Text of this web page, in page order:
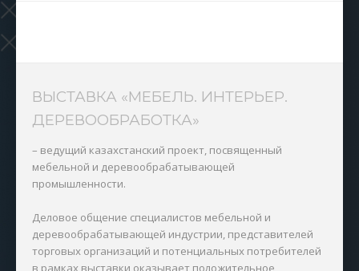
ВЫСТАВКА «МЕБЕЛЬ. ИНТЕРЬЕР.
ДЕРЕВООБРАБОТКА»
– ведущий казахстанский проект, посвященный
мебельной и деревообрабатывающей
промышленности.
Деловое общение специалистов мебельной и
деревообрабатывающей индустрии, представителей
торговых организаций и потенциальных потребителей
в рамках выставки оказывает положительное